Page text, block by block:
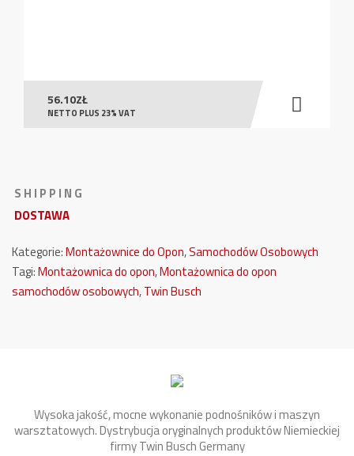
56.10ZŁ
NETTO PLUS 23% VAT
S H I P P I N G
DOSTAWA
Kategorie:Montażownice do Opon,Samochodów Osobowych
Tagi:Montażownica do opon,Montażownica do opon
samochodów osobowych,Twin Busch
Wysoka jakość, mocne wykonanie podnośników i maszyn
warsztatowych. Dystrybucja oryginalnych produktów Niemieckiej
firmy Twin Busch Germany